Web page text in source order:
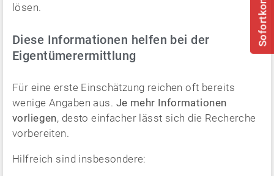
lösen.
Diese Informationen helfen bei der
Eigentümerermittlung
Für eine erste Einschätzung reichen oft bereits
wenige Angaben aus. Je mehr Informationen
vorliegen, desto einfacher lässt sich die Recherche
vorbereiten.
Hilfreich sind insbesondere: